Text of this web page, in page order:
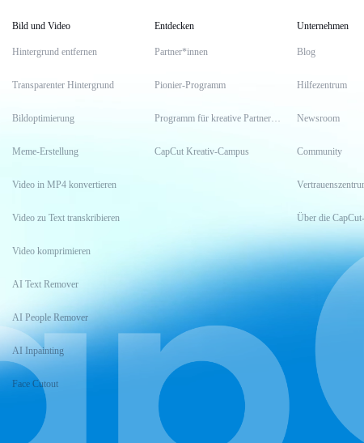
Bild und Video
Hintergrund entfernen
Transparenter Hintergrund
Bildoptimierung
Meme-Erstellung
Video in MP4 konvertieren
Video zu Text transkribieren
Video komprimieren
AI Text Remover
AI People Remover
AI Inpainting
Face Cutout
Entdecken
Partner*innen
Pionier-Programm
Programm für kreative Partner*innen
CapCut Kreativ-Campus
Unternehmen
Blog
Hilfezentrum
Newsroom
Community